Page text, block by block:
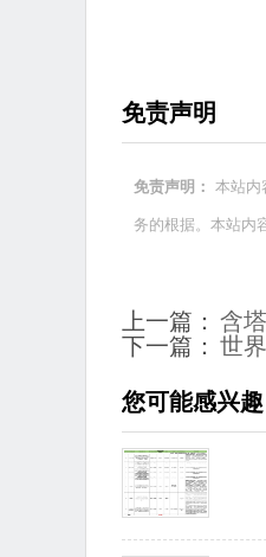
免责声明
免责声明： 本站内
务的根据。本站内
上一篇： 含
下一篇： 世
您可能感兴趣